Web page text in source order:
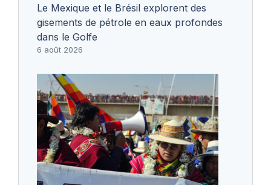
Le Mexique et le Brésil explorent des
gisements de pétrole en eaux profondes
dans le Golfe
6 août 2026